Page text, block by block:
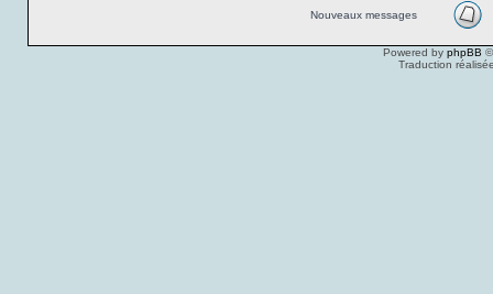
Nouveaux messages
Powered by phpBB
Traduction